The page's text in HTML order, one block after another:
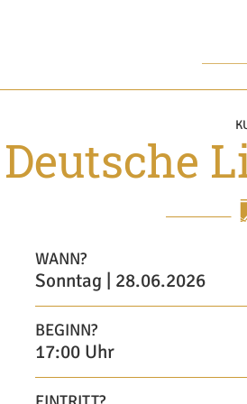
Deutsche
WANN?
Sonntag | 28.06.2026
BEGINN?
17:00 Uhr